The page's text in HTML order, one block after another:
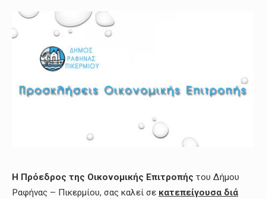
Η Π ρόεδρος της Οικονομικής Επιτροπής του Δήμου
Ραφήνας – Πικερμίου, σας καλεί σε κατεπείγουσα διά